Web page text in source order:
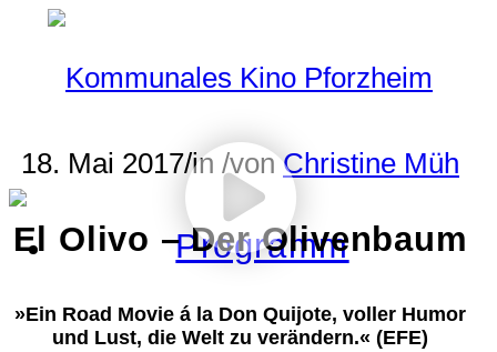
Programm
18. Mai 2017/in /vonChristine Müh
El Olivo – Der Olivenbaum
»Ein Road Movie á la Don Quijote, voller Humor
und Lust, die Welt zu verändern.« (EFE)